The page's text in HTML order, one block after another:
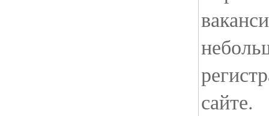
сайте.